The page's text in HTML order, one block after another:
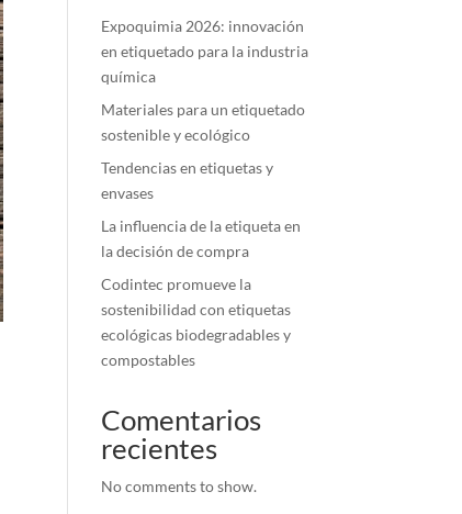
Expoquimia 2026: innovación
en etiquetado para la industria
química
Materiales para un etiquetado
sostenible y ecológico
Tendencias en etiquetas y
envases
La influencia de la etiqueta en
la decisión de compra
Codintec promueve la
sostenibilidad con etiquetas
ecológicas biodegradables y
compostables
Comentarios
recientes
No comments to show.